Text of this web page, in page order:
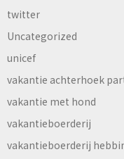
twitter
Uncategorized
unicef
vakantie achterhoek
vakantie met hond
vakantieboerderij
vakantieboerderij